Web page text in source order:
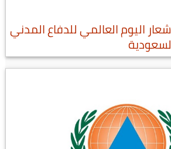
بدقة عالية PDF شعار اليوم العالمي للدفاع المدني